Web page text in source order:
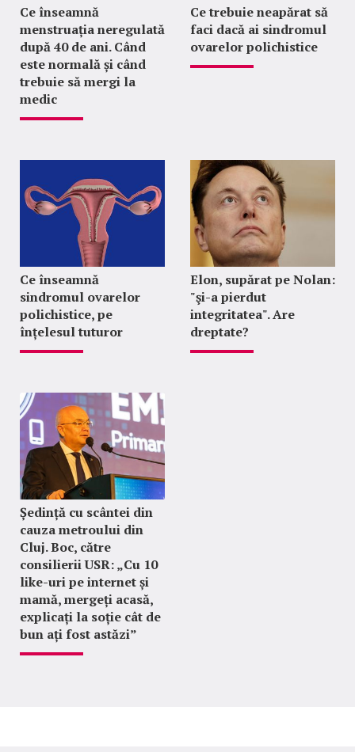
Ce înseamnă
menstruația neregulată
după 40 de ani. Când
este normală și când
trebuie să mergi la
medic
Ce trebuie neapărat să
faci dacă ai sindromul
ovarelor polichistice
Ce înseamnă
sindromul ovarelor
polichistice, pe
înțelesul tuturor
Elon, supărat pe Nolan:
"şi-a pierdut
integritatea". Are
dreptate?
Ședință cu scântei din
cauza metroului din
Cluj. Boc, către
consilierii USR: „Cu 10
like-uri pe internet și
mamă, mergeți acasă,
explicați la soție cât de
bun ați fost astăzi”